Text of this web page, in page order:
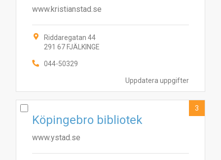
Uppdatera uppgifter
www.kristianstad.se
Riddaregatan 44
291 67 FJÄLKINGE
044-50329
Köpingebro bibliotek
www.ystad.se
3